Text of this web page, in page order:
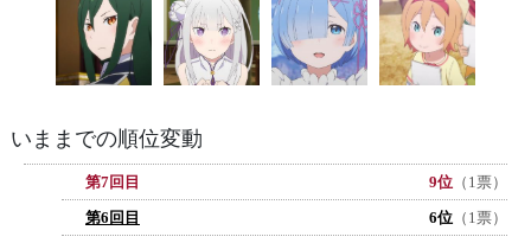
いままでの順位変動
第7回目 9位 （1票）
第6回目
6位 （1票）